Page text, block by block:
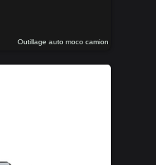
Outillage auto moco camion